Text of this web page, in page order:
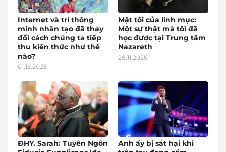
Internet và trí thông
minh nhân tạo đã thay
đổi cách chúng ta tiếp
thu kiến thức như thế
nào?
01.12.2025
Mặt tối của linh mục:
Một sự thật mà tôi đã
học được tại Trung tâm
Nazareth
28.11.2025
ĐHY. Sarah: Tuyên Ngôn
Anh ấy bị sát hại khi